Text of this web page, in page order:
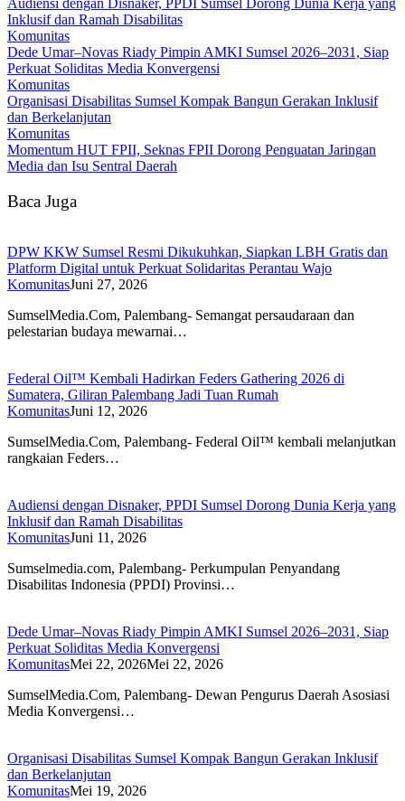
Inklusif dan Ramah Disabilitas
Komunitas
Dede Umar–Novas Riady Pimpin AMKI Sumsel 2026–2031, Siap
Perkuat Soliditas Media Konvergensi
Komunitas
Organisasi Disabilitas Sumsel Kompak Bangun Gerakan Inklusif
dan Berkelanjutan
Komunitas
Momentum HUT FPII, Seknas FPII Dorong Penguatan Jaringan
Media dan Isu Sentral Daerah
Baca Juga
DPW KKW Sumsel Resmi Dikukuhkan, Siapkan LBH Gratis dan
Platform Digital untuk Perkuat Solidaritas Perantau Wajo
KomunitasJuni 27, 2026
SumselMedia.Com, Palembang- Semangat persaudaraan dan
pelestarian budaya mewarnai…
Federal Oil™️ Kembali Hadirkan Feders Gathering 2026 di
Sumatera, Giliran Palembang Jadi Tuan Rumah
KomunitasJuni 12, 2026
SumselMedia.Com, Palembang- Federal Oil™️ kembali melanjutkan
rangkaian Feders…
Audiensi dengan Disnaker, PPDI Sumsel Dorong Dunia Kerja yang
Inklusif dan Ramah Disabilitas
KomunitasJuni 11, 2026
Sumselmedia.com, Palembang- Perkumpulan Penyandang
Disabilitas Indonesia (PPDI) Provinsi…
Dede Umar–Novas Riady Pimpin AMKI Sumsel 2026–2031, Siap
Perkuat Soliditas Media Konvergensi
KomunitasMei 22, 2026Mei 22, 2026
SumselMedia.Com, Palembang- Dewan Pengurus Daerah Asosiasi
Media Konvergensi…
Organisasi Disabilitas Sumsel Kompak Bangun Gerakan Inklusif
dan Berkelanjutan
KomunitasMei 19, 2026